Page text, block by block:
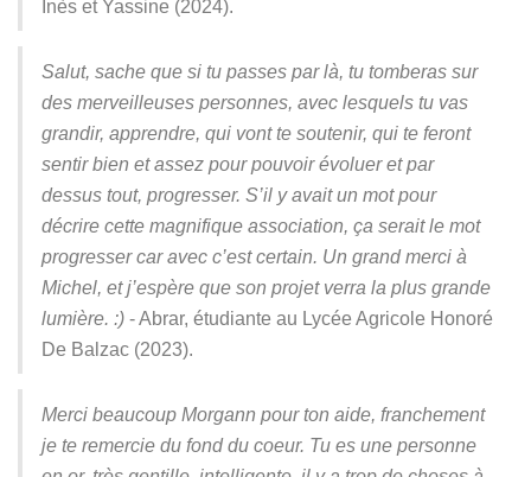
Inès et Yassine (2024).
Salut, sache que si tu passes par là, tu tomberas sur
des merveilleuses personnes, avec lesquels tu vas
grandir, apprendre, qui vont te soutenir, qui te feront
sentir bien et assez pour pouvoir évoluer et par
dessus tout, progresser. S’il y avait un mot pour
décrire cette magnifique association, ça serait le mot
progresser car avec c’est certain. Un grand merci à
Michel, et j’espère que son projet verra la plus grande
lumière. :) - Abrar, étudiante au Lycée Agricole Honoré
De Balzac (2023).
Merci beaucoup Morgann pour ton aide, franchement
je te remercie du fond du coeur. Tu es une personne